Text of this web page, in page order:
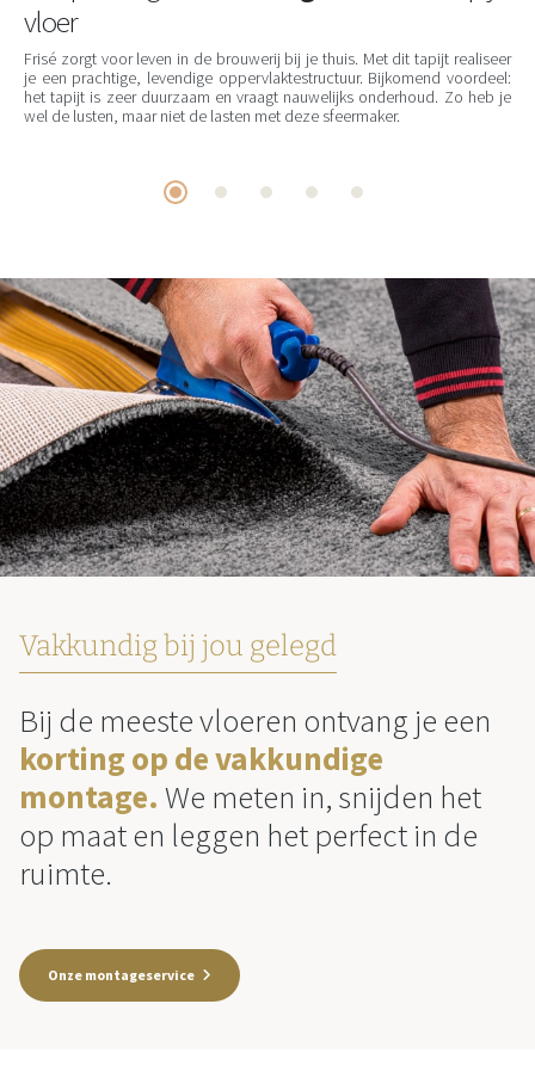
vloer
Frisé zorgt voor leven in de brouwerij bij je thuis. Met dit tapijt realiseer
je een prachtige, levendige oppervlaktestructuur. Bijkomend voordeel:
het tapijt is zeer duurzaam en vraagt nauwelijks onderhoud. Zo heb je
wel de lusten, maar niet de lasten met deze sfeermaker.
Vakkundig bij jou gelegd
Bij de meeste vloeren ontvang je een
korting op de vakkundige
montage. We meten in, snijden het
op maat en leggen het perfect in de
ruimte.
Onze montageservice